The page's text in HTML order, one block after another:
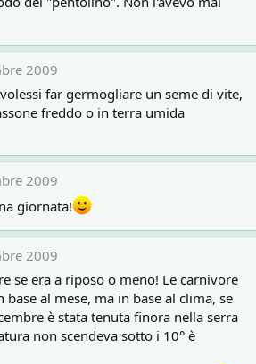
2009
far germogliare un seme di vite,
freddo o in terra umida
2009
giornata!
2009
se era a riposo o meno! Le carnivore
al mese, ma in base al clima, se
è stata tenuta finora nella serra
non scendeva sotto i 10° è